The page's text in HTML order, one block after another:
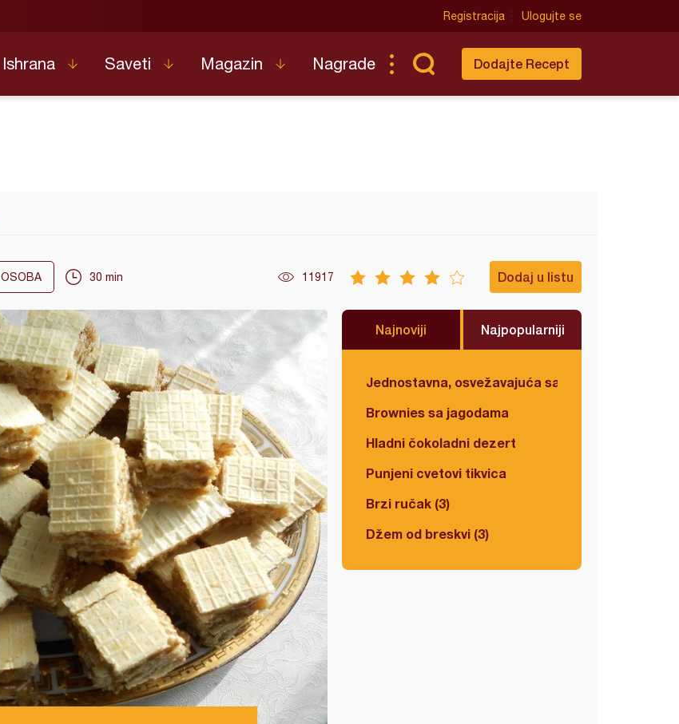
Registracija Ulogujte se
Ishrana Saveti Magazin Nagrade Dodajte Recept
OSOBA 30 min 11917 Dodaj u listu
Najnoviji Najpopularniji
Jednostavna, osvežavajuća salata
Brownies sa jagodama
Hladni čokoladni dezert
Punjeni cvetovi tikvica
Brzi ručak (3)
Džem od breskvi (3)